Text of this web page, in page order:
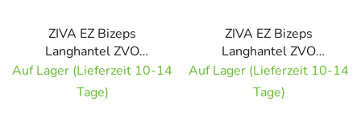
ZIVA EZ Bizeps
Langhantel ZVO
Urethan RED 45kg
Auf Lager (Lieferzeit 10-14
Tage)
ZIVA EZ Bizeps
Langhantel ZVO
Urethan RED 10kg
Auf Lager (Lieferzeit 10-14
Tage)